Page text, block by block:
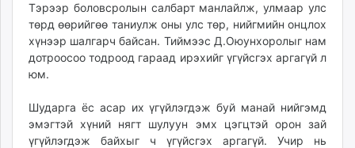
mminfo.mn
ugluu.mn
urlag.mn
unen.mn
shudarga.mn
shuurhai.mn
Тэрээр боловсролын салбарт манлайлж, улмаар улс
төрд өөрийгөө таниулж оны улс төр, нийгмийн онцлох
хүнээр шалгарч байсан. Тиймээс Д.Оюунхоролыг нам
дотроосоо тодроод гараад ирэхийг үгүйсгэх аргагүй л
юм.
Шударга ёс асар их үгүйлэгдэж буй манай нийгэмд
эмэгтэй хүний нягт шулуун эмх цэгцтэй орон зай
үгүйлэгдэж байхыг ч үгүйсгэх аргагүй. Учир нь